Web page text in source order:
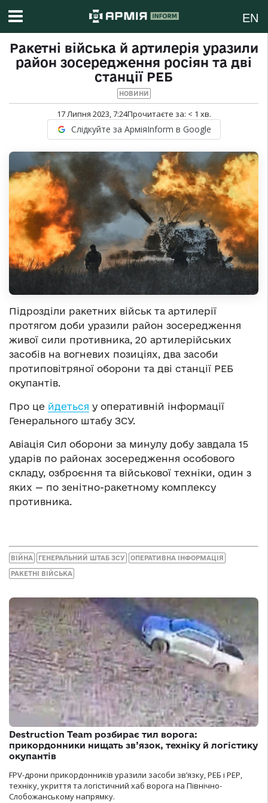
EN
Ракетні війська й артилерія уразили
район зосередження росіян та дві
станції РЕБ
НОВИНИ
17 Липня 2023, 7:24Прочитаєте за: < 1 хв.
Слідкуйте за АрміяInform в Google
Підрозділи ракетних військ та артилерії
протягом доби уразили район зосередження
живої сили противника, 20 артилерійських
засобів на вогневих позиціях, два засоби
протиповітряної оборони та дві станції РЕБ
окупантів.
Про це йдеться у оперативній інформації
Генерального штабу ЗСУ.
Авіація Сил оборони за минулу добу завдала 15
ударів по районах зосередження особового
складу, озброєння та військової техніки, один з
яких — по зенітно-ракетному комплексу
противника.
ВІЙНА ГЕНЕРАЛЬНИЙ ШТАБ ЗСУ ОПЕРАТИВНА ІНФОРМАЦІЯ
РАКЕТНІ ВІЙСЬКА
Destruction Team розбирає тил ворога:
прикордонники нищать зв’язок, техніку й логістику
окупантів
FPV-дрони прикордонників уразили засоби зв’язку, РЕБ і РЕР,
техніку, укриття та логістичний хаб ворога на Північно-
Слобожанському напрямку.